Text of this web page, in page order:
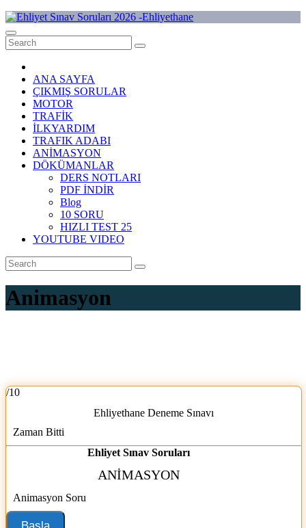
Skip
to
content
Ehliyet Sınav Soruları 2026 -Ehliyethane
ANA SAYFA
ÇIKMIŞ SORULAR
MOTOR
TRAFİK
İLKYARDIM
TRAFIK ADABI
ANİMASYON
DÖKÜMANLAR
DERS NOTLARI
PDF İNDİR
Blog
10 SORU
HIZLI TEST 25
YOUTUBE VIDEO
Animasyon
/10
Ehliyethane Deneme Sınavı
Zaman Bitti
Ehliyet Sınav Soruları
ANIMASYON
Animasyon Soru